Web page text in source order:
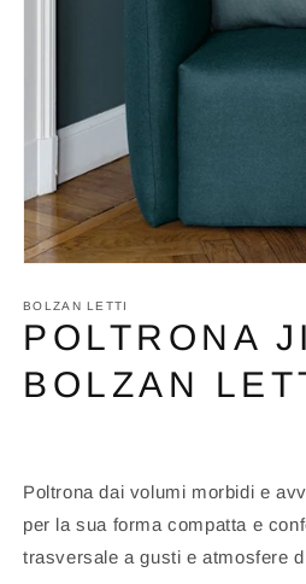
multimediali
1
in
modale
BOLZAN LETTI
POLTRONA
BOLZAN
Poltrona dai volumi morbidi e
per la sua forma compatta e
trasversale a gusti e atmosfere